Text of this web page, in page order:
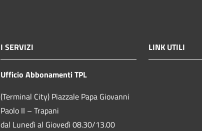
I SERVIZI
Ufficio Abbonamenti TPL
(Terminal City) Piazzale Papa Giovanni
Paolo II – Trapani
dal Lunedì al Giovedì 08.30/13.00
LINK UTILI